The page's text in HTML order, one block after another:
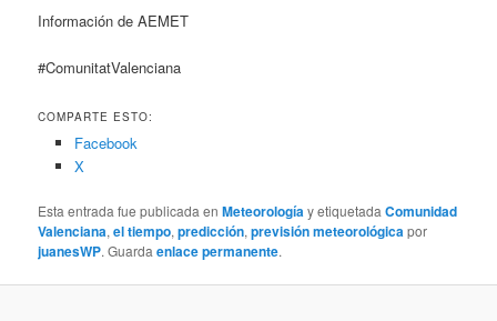
Información de AEMET
#ComunitatValenciana
COMPARTE ESTO:
Facebook
X
Esta entrada fue publicada enMeteorologíay etiquetadaComunidad
Valenciana,el tiempo,predicción,previsión meteorológicapor
juanesWP. Guardaenlace permanente.